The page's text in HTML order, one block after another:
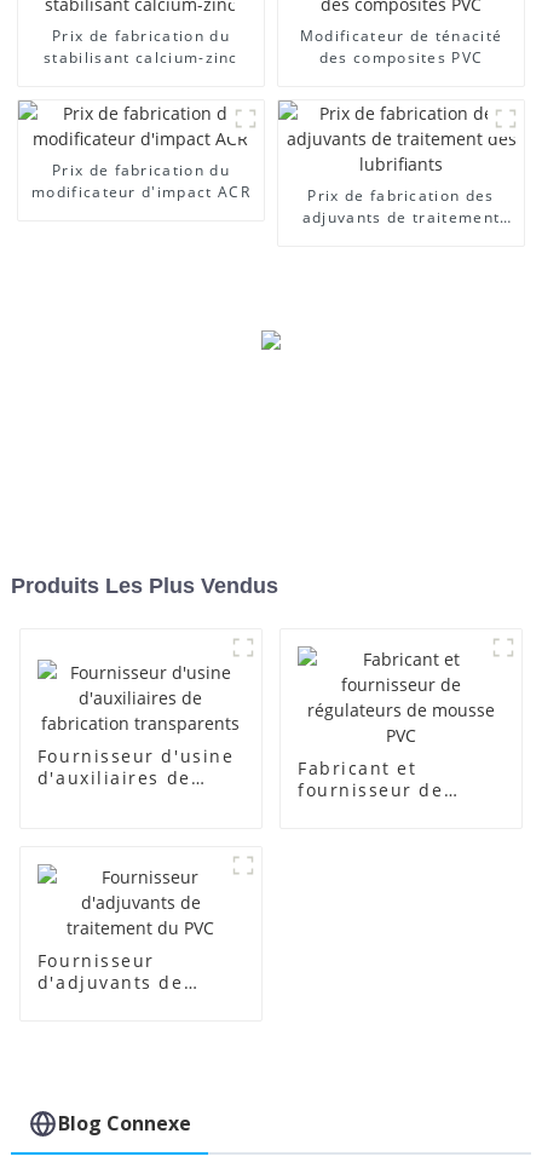
Prix ​​de fabrication du
stabilisant calcium-zinc
Modificateur de ténacité
des composites PVC
Prix ​​de fabrication du
modificateur d'impact ACR
Prix ​​de fabrication des
adjuvants de traitement
Produits Les Plus Vendus
Fournisseur d'usine
d'auxiliaires de
Fabricant et
fournisseur de
Fournisseur
d'adjuvants de
Blog Connexe